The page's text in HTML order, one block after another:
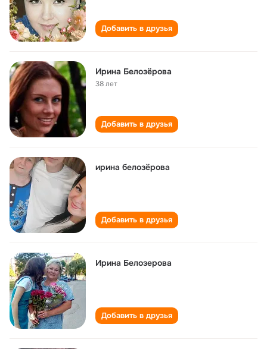
Добавить в друзья
Ирина Белозёрова
38 лет
Добавить в друзья
ирина белозёрова
Добавить в друзья
Ирина Белозерова
Добавить в друзья